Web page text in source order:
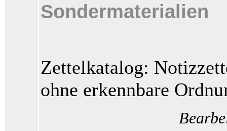
Sondermaterialien
Zettelkatalog:
ohne erkennbare